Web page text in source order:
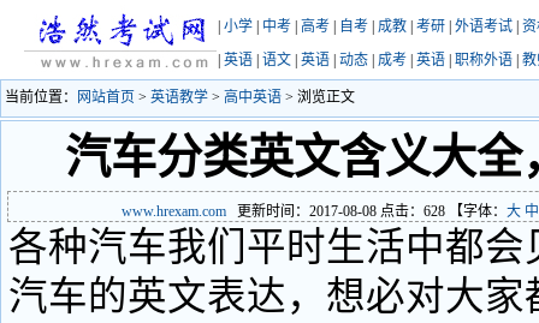
小学 中考 高考 自考 成教 考研 外语考试
英语 语文 英语 动态 成考 英语 职称外语
当前位置： 网站首页 > 英语教学 > 高中英语 > 浏览正文
汽车分类英文含义大全
www.hrexam.com 更新时间：2017-08-08 点击： 628 【字体： 大 中
各种汽车我们平时生活中都
汽车的英文表达，想必对大